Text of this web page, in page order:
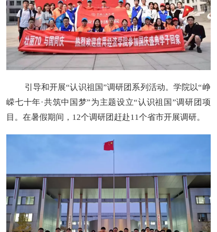
引导和开展“认识祖国”调研团系列活动。学院以“峥
嵘七十年·共筑中国梦”为主题设立“认识祖国”调研团项
目。在暑假期间，12个调研团赶赴11个省市开展调研。